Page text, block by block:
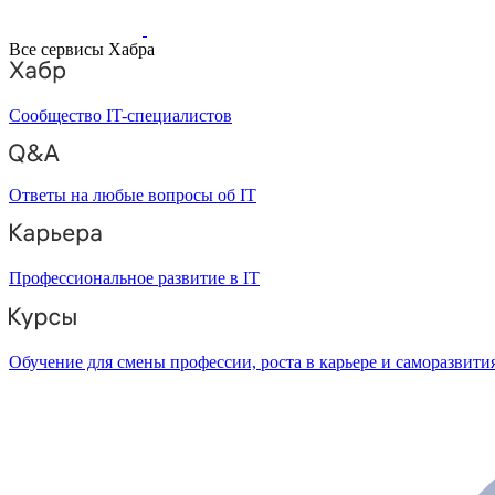
Все сервисы Хабра
Сообщество IT-специалистов
Ответы на любые вопросы об IT
Профессиональное развитие в IT
Обучение для смены профессии, роста в карьере и